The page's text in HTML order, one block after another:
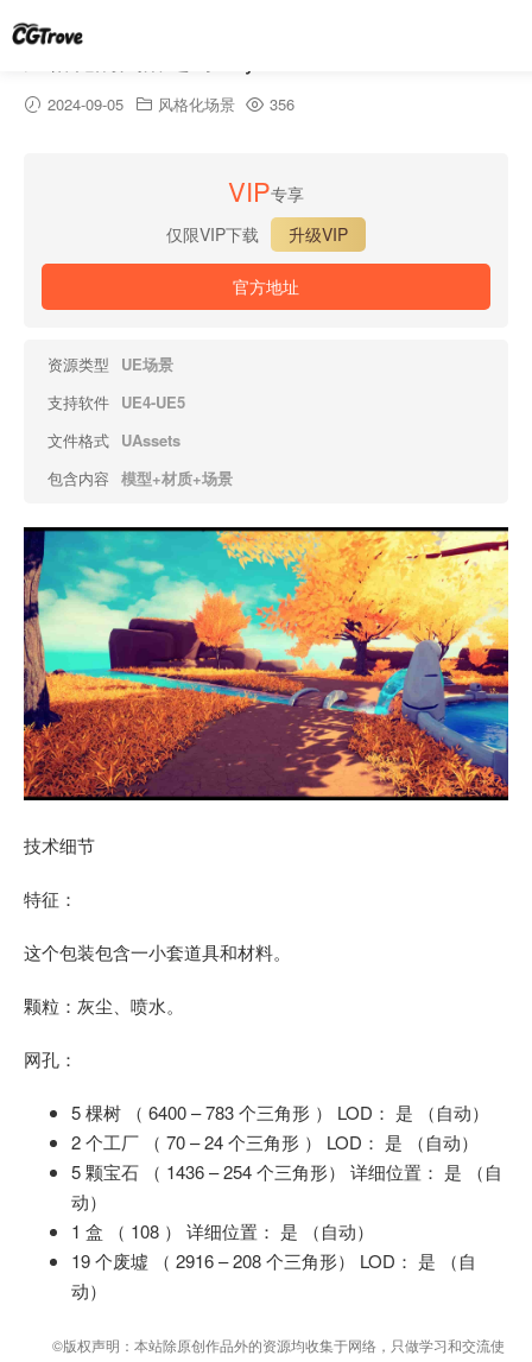
2024-09-05 风格化场景 356
VIP专享
仅限VIP下载
升级VIP
官方地址
资源类型
UE场景
支持软件 UE4-UE5
文件格式 UAssets
包含内容 模型+材质+场景
技术细节
特征：
这个包装包含一小套道具和材料。
颗粒：灰尘、喷水。
网孔：
5 棵树 （ 6400 – 783 个三角形 ） LOD： 是 （自动）
2 个工厂 （ 70 – 24 个三角形 ） LOD： 是 （自动）
5 颗宝石 （ 1436 – 254 个三角形） 详细位置： 是 （自
动）
1 盒 （ 108 ） 详细位置： 是 （自动）
19 个废墟 （ 2916 – 208 个三角形） LOD： 是 （自
动）
©版权声明：本站除原创作品外的资源均收集于网络，只做学习和交流使